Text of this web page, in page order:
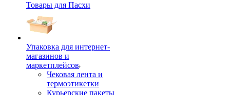
Товары для Пасхи
Упаковка для интернет-
магазинов и
маркетплейсов
Чековая лента и
термоэтикетки
Курьерские пакеты